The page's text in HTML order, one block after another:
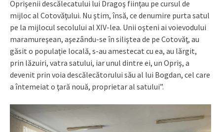
Oprişenii descălecatului lui Dragoş fiinţau pe cursul de
mijloc al Cotovăţului. Nu ştim, însă, ce denumire purta satul
pe la mijlocul secolului al XIV-lea. Unii oşteni ai voievodului
maramureşean, aşezându-se în siliştea de pe Cotovăţ, au
găsit o populaţie locală, s-au amestecat cu ea, au lărgit,
prin lăzuiri, vatra satului, iar unul dintre ei, un Opriş, a
devenit prin voia descălecătorului său al lui Bogdan, cel care
a întemeiat o ţară nouă, proprietar al satului”.